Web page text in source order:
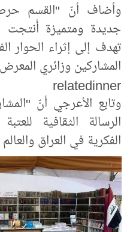
وأضاف أنّ "القسم
جديدة ومتميزة
تهدف إلى إثراء الحوار
المشاركين وزائري
relatedinner
وتابع الأعرجي أنّ
الرسالة الثقافية
الفكرية في العراق